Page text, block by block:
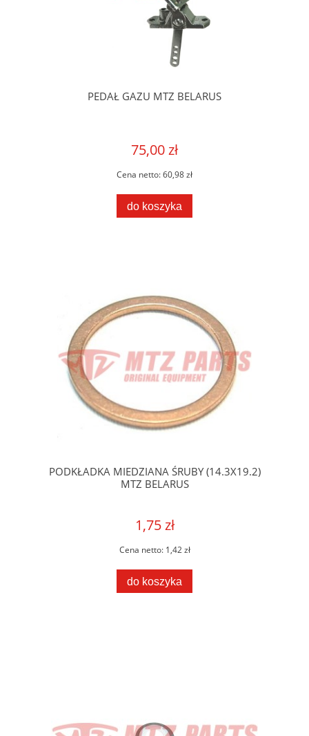
PEDAŁ GAZU MTZ BELARUS
75,00 zł
Cena netto:60,98 zł
do koszyka
PODKŁADKA MIEDZIANA ŚRUBY (14.3X19.2)
MTZ BELARUS
1,75 zł
Cena netto: 1,42 zł
do koszyka